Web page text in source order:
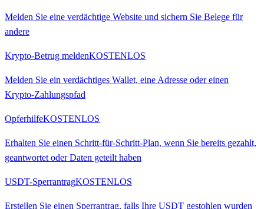
Melden Sie eine verdächtige Website und sichern Sie Belege für
andere
Krypto-Betrug meldenKOSTENLOS
Melden Sie ein verdächtiges Wallet, eine Adresse oder einen
Krypto-Zahlungspfad
OpferhilfeKOSTENLOS
Erhalten Sie einen Schritt-für-Schritt-Plan, wenn Sie bereits gezahlt,
geantwortet oder Daten geteilt haben
USDT-SperrantragKOSTENLOS
Erstellen Sie einen Sperrantrag, falls Ihre USDT gestohlen wurden